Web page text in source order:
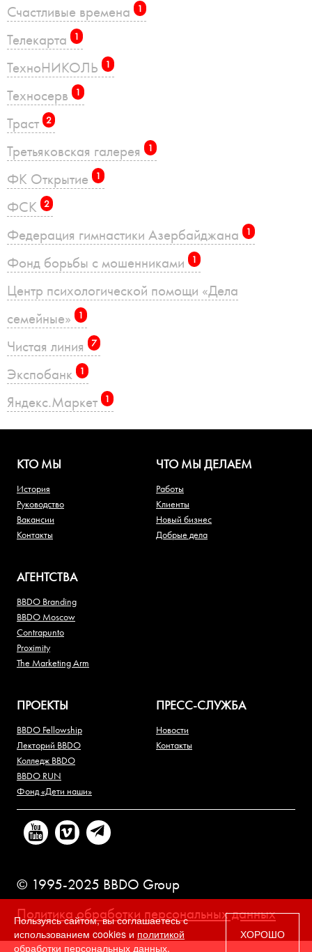
Счастливые времена 1
Телекарта 1
ТехноНИКОЛЬ 1
Техносерв 1
Траст 2
Третьяковская галерея 1
ФК Открытие 1
ФСК 2
Федерация гимнастики Азербайджана 1
Фонд борьбы с мошенниками 1
Центр психологической помощи «Дела
семейные»
1
Чистая линия 7
Экспобанк 1
Яндекс.Маркет 1
КТО МЫ
История
Руководство
Вакансии
Контакты
ЧТО МЫ ДЕЛАЕМ
Работы
Клиенты
Новый бизнес
Добрые дела
АГЕНТСТВА
BBDO Branding
BBDO Moscow
Contrapunto
Proximity
The Marketing Arm
ПРОЕКТЫ
BBDO Fellowship
Лекторий BBDO
Колледж BBDO
BBDO RUN
Фонд «Дети наши»
ПРЕСС-СЛУЖБА
Новости
Контакты
© 1995-2025 BBDO Group
Политика обработки персональных данных
Пользуясь сайтом, вы соглашаетесь с
использованием cookies и политикой
обработки персональных данных.
ХОРОШО